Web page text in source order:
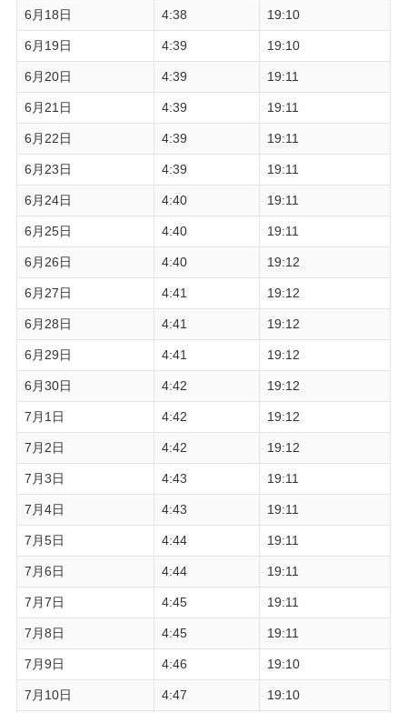
6月18日 4:38 19:10
6月19日 4:39 19:10
6月20日 4:39 19:11
6月21日 4:39 19:11
6月22日 4:39 19:11
6月23日 4:39 19:11
6月24日 4:40 19:11
6月25日 4:40 19:11
6月26日 4:40 19:12
6月27日 4:41 19:12
6月28日 4:41 19:12
6月29日 4:41 19:12
6月30日 4:42 19:12
7月1日 4:42 19:12
7月2日 4:42 19:12
7月3日 4:43 19:11
7月4日 4:43 19:11
7月5日 4:44 19:11
7月6日 4:44 19:11
7月7日 4:45 19:11
7月8日 4:45 19:11
7月9日 4:46 19:10
7月10日 4:47 19:10